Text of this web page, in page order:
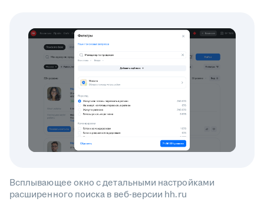
Всплывающее окно с детальными настройками
расширенного поиска в веб-версии hh.ru